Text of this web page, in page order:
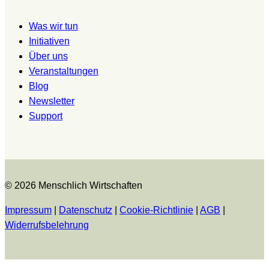
Was wir tun
Initiativen
Über uns
Veranstaltungen
Blog
Newsletter
Support
© 2026 Menschlich Wirtschaften
Impressum Datenschutz Cookie-Richtlinie AGB
Widerrufsbelehrung